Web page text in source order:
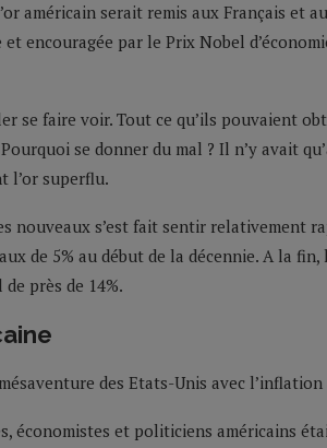
américain serait remis aux Français et
encouragée par le Prix Nobel
se faire voir. Tout ce qu’ils pouvaient
se donner du mal ? Il n’y avait
l’or superflu.
nouveaux s’est fait sentir relativement
de 5% au début de la décennie. A la
près de 14%.
des Etats-Unis avec l’inflation
économistes et politiciens américains